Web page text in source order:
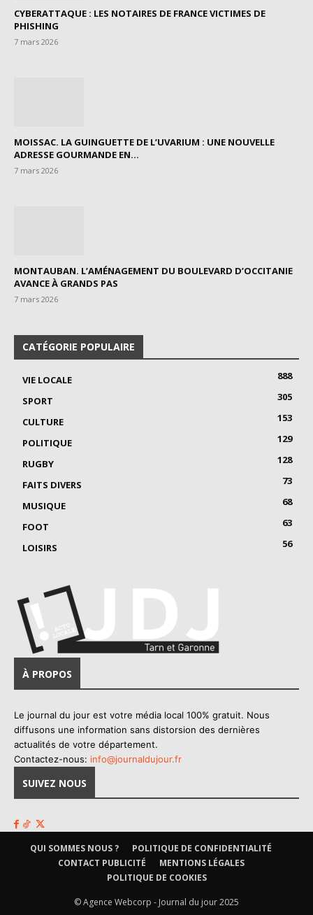
CYBERATTAQUE : LES NOTAIRES DE FRANCE VICTIMES DE
PHISHING
7 mars 2026
MOISSAC. LA GUINGUETTE DE L’UVARIUM : UNE NOUVELLE
ADRESSE GOURMANDE EN...
7 mars 2026
MONTAUBAN. L’AMÉNAGEMENT DU BOULEVARD D’OCCITANIE
AVANCE À GRANDS PAS
7 mars 2026
CATÉGORIE POPULAIRE
VIE LOCALE
888
SPORT
305
CULTURE
153
POLITIQUE
129
RUGBY
128
FAITS DIVERS
73
MUSIQUE
68
FOOT
63
LOISIRS
56
À PROPOS
Le journal du jour est votre média local 100% gratuit. Nous
diffusons une information sans distorsion des dernières
actualités de votre département.
Contactez-nous: info@journaldujour.fr
SUIVEZ NOUS
QUI SOMMES NOUS ?
POLITIQUE DE CONFIDENTIALITÉ
CONTACT PUBLICITÉ
MENTIONS LÉGALES
POLITIQUE DE COOKIES
© Agence Webcorp - Journal du jour 2025